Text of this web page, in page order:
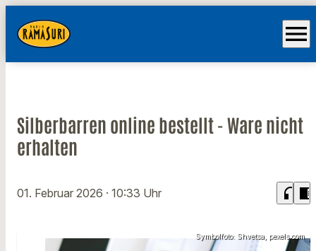
menu
Silberbarren online bestellt - Ware nicht
erhalten
01. Februar 2026 · 10:33 Uhr headphones chrome_reader_mode
Symbolfoto: Shvetsa, pexels.com